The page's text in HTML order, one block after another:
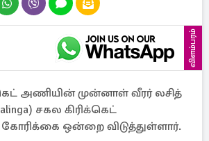
விளம்பரம்
அணியின் முன்னாள் வீரர் லசித்
சகல கிரிக்கெட்
கோரிக்கை ஒன்றை விடுத்துள்ளார்.